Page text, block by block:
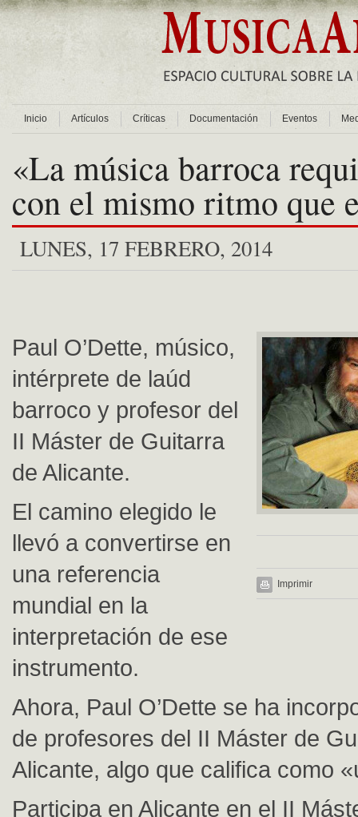
Inicio Artículos Críticas Documentación Eventos
«La música barroca
con el mismo ritmo que
LUNES, 17 FEBRERO, 2014
Imprimir
Paul O’Dette, músico,
intérprete de laúd
barroco y profesor del
II Máster de Guitarra
de Alicante.
El camino elegido le
llevó a convertirse en
una referencia
mundial en la
interpretación de ese
instrumento.
Ahora, Paul O’Dette se ha
de profesores del II Máster de
Alicante, algo que califica como
Participa en Alicante en el II